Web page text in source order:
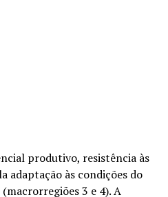
produtivo, resistência às
adaptação às condições do
3 e 4). A